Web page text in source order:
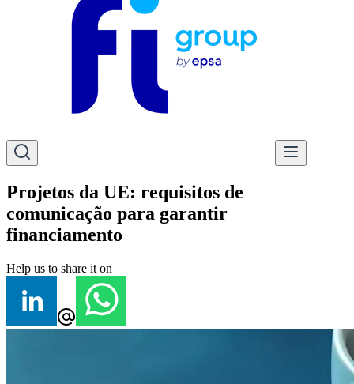
Projetos da UE: requisitos de
comunicação para garantir
financiamento
Help us to share it on